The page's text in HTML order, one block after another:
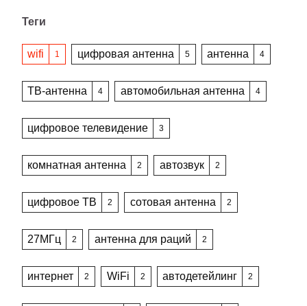
Теги
wifi 1 цифровая антенна 5 антенна 4
ТВ-антенна 4 автомобильная антенна 4
цифровое телевидение 3
комнатная антенна 2 автозвук 2
цифровое ТВ 2 сотовая антенна 2
27МГц 2 антенна для раций 2
интернет 2 WiFi 2 автодетейлинг 2